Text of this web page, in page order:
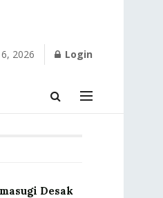
2026 Login
Desak